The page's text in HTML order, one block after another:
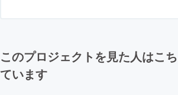
このプロジェクトを見た人はこ
ています